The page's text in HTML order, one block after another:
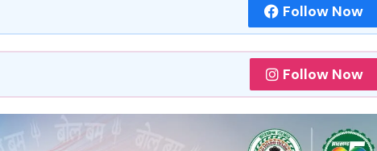
Follow Now
Follow Now